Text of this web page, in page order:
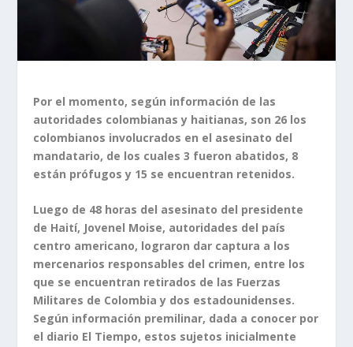
Por el momento, según información de las
autoridades colombianas y haitianas, son 26 los
colombianos involucrados en el asesinato del
mandatario, de los cuales 3 fueron abatidos, 8
están prófugos y 15 se encuentran retenidos.
Luego de 48 horas del asesinato del presidente
de Haití, Jovenel Moise, autoridades del país
centro americano, lograron dar captura a los
mercenarios responsables del crimen, entre los
que se encuentran retirados de las Fuerzas
Militares de Colombia y dos estadounidenses.
Según información premilinar, dada a conocer por
el diario El Tiempo, estos sujetos inicialmente